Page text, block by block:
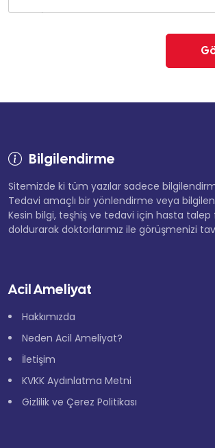
Bilgilendirme
Sitemizde ki tüm yazılar sadece
Tedavi amaçlı bir yönlendirme veya
Kesin bilgi, teşhiş ve tedavi için hasta
doldurarak doktorlarımız ile görüşmenizi
Acil Ameliyat
Hakkımızda
Neden Acil Ameliyat?
İletişim
KVKK Aydınlatma Metni
Gizlilik ve Çerez Politikası